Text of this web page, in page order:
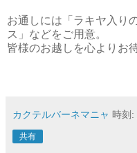
お通しには「ラキヤ入り
ス」などをご用意。
皆様のお越しを心よりお
カクテルバーネマニャ 時刻:
共有